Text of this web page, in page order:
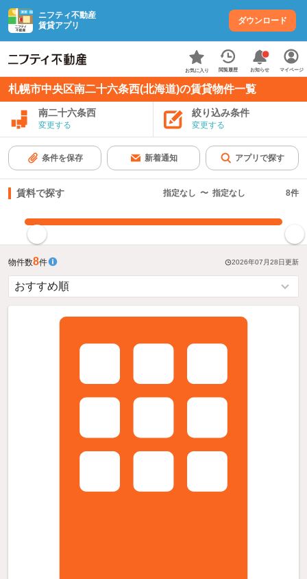
ニフティ不動産
賃貸アプリ
ダウンロード
お気に入り 閲覧履歴 お知らせ マイページ
札幌市中央区南二十六条西(北海道)の賃貸物件一覧
南二十六条西
変更する
絞り込み条件
変更する
条件を保存 新着通知 アプリで探す
賃料で探す 指定なし 〜 指定なし 8件
物件数8件 2026年07月28日更新